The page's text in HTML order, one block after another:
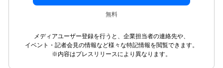
無料
メディアユーザー登録を行うと、企業担当者の連絡先や、
イベント・記者会見の情報など様々な特記情報を閲覧できます。
※内容はプレスリリースにより異なります。